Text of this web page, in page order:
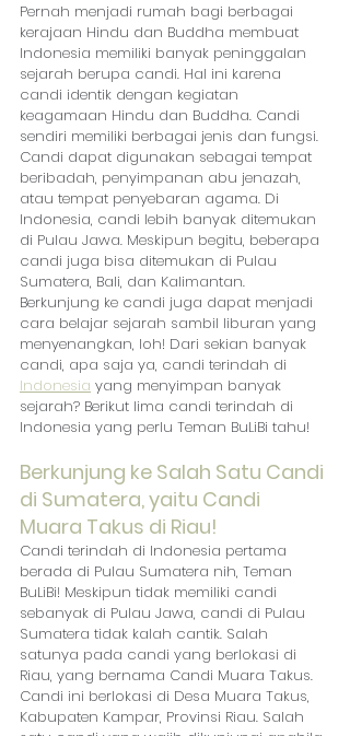
Pernah menjadi rumah bagi berbagai
kerajaan Hindu dan Buddha membuat
Indonesia memiliki banyak peninggalan
sejarah berupa candi. Hal ini karena
candi identik dengan kegiatan
keagamaan Hindu dan Buddha. Candi
sendiri memiliki berbagai jenis dan fungsi.
Candi dapat digunakan sebagai tempat
beribadah, penyimpanan abu jenazah,
atau tempat penyebaran agama. Di
Indonesia, candi lebih banyak ditemukan
di Pulau Jawa. Meskipun begitu, beberapa
candi juga bisa ditemukan di Pulau
Sumatera, Bali, dan Kalimantan.
Berkunjung ke candi juga dapat menjadi
cara belajar sejarah sambil liburan yang
menyenangkan, loh! Dari sekian banyak
candi, apa saja ya, candi terindah di
Indonesia yang menyimpan banyak
sejarah? Berikut lima candi terindah di
Indonesia yang perlu Teman BuLiBi tahu!
Berkunjung ke Salah Satu Candi
di Sumatera, yaitu Candi
Muara Takus di Riau!
Candi terindah di Indonesia pertama
berada di Pulau Sumatera nih, Teman
BuLiBi! Meskipun tidak memiliki candi
sebanyak di Pulau Jawa, candi di Pulau
Sumatera tidak kalah cantik. Salah
satunya pada candi yang berlokasi di
Riau, yang bernama Candi Muara Takus.
Candi ini berlokasi di Desa Muara Takus,
Kabupaten Kampar, Provinsi Riau. Salah